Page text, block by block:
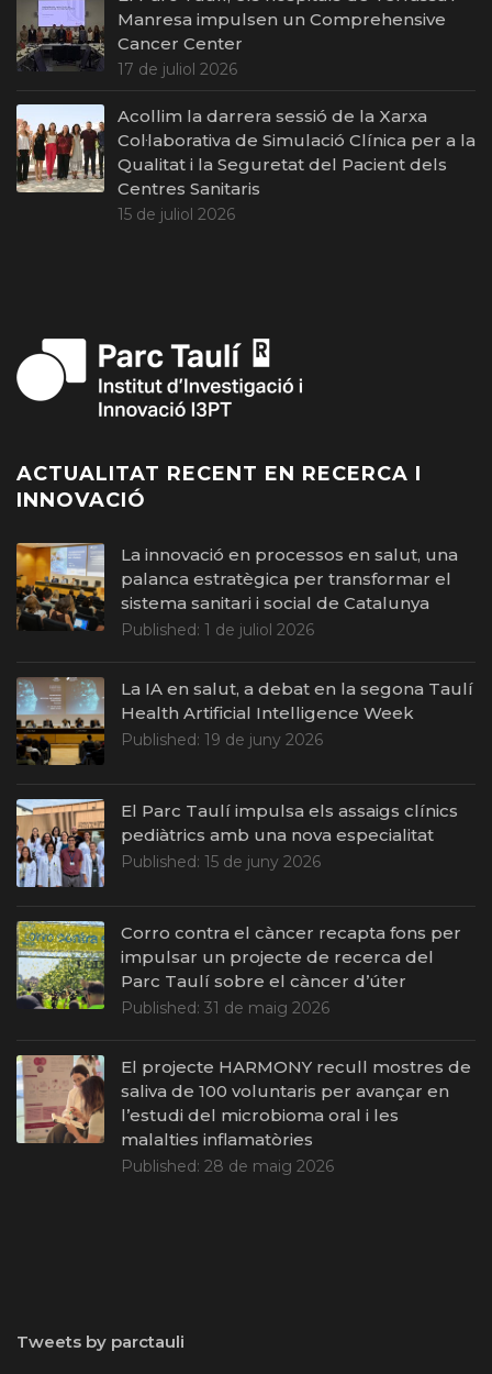
Manresa impulsen un Comprehensive
Cancer Center
17 de juliol 2026
Acollim la darrera sessió de la Xarxa
Col·laborativa de Simulació Clínica per a la
Qualitat i la Seguretat del Pacient dels
Centres Sanitaris
15 de juliol 2026
ACTUALITAT RECENT EN RECERCA I
INNOVACIÓ
La innovació en processos en salut, una
palanca estratègica per transformar el
sistema sanitari i social de Catalunya
Published: 1 de juliol 2026
La IA en salut, a debat en la segona Taulí
Health Artificial Intelligence Week
Published: 19 de juny 2026
El Parc Taulí impulsa els assaigs clínics
pediàtrics amb una nova especialitat
Published: 15 de juny 2026
Corro contra el càncer recapta fons per
impulsar un projecte de recerca del
Parc Taulí sobre el càncer d’úter
Published: 31 de maig 2026
El projecte HARMONY recull mostres de
saliva de 100 voluntaris per avançar en
l’estudi del microbioma oral i les
malalties inflamatòries
Published: 28 de maig 2026
Tweets by parctauli